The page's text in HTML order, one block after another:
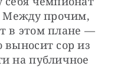
Между прочим,
в этом плане —
выносит сор из
на публичное